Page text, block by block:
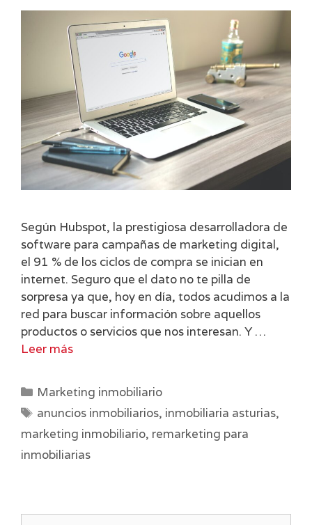
Según Hubspot, la prestigiosa desarrolladora de
software para campañas de marketing digital,
el 91 % de los ciclos de compra se inician en
internet. Seguro que el dato no te pilla de
sorpresa ya que, hoy en día, todos acudimos a la
red para buscar información sobre aquellos
productos o servicios que nos interesan. Y …
Leer más
Categorías
Marketing inmobiliario
Etiquetas
anuncios inmobiliarios, inmobiliaria asturias,
marketing inmobiliario, remarketing para
inmobiliarias